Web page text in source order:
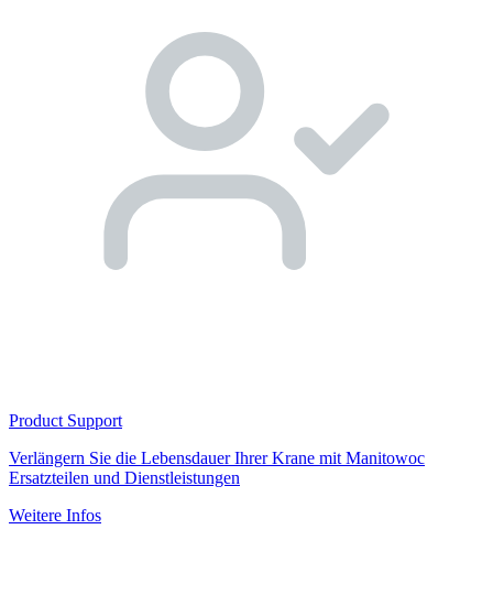
Product Support
Verlängern Sie die Lebensdauer Ihrer Krane mit Manitowoc
Ersatzteilen und Dienstleistungen
Weitere Infos